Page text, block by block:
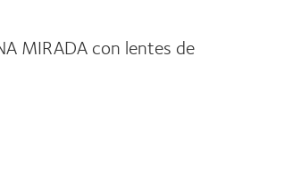
MIRADA con lentes de